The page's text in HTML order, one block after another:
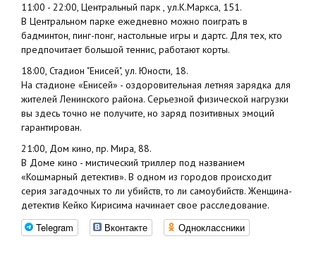
11:00 - 22:00, Центральный парк , ул.К.Маркса, 151.
В Центральном парке ежедневно можно поиграть в
бадминтон, пинг-понг, настольные игры и дартс. Для тех, кто
предпочитает большой теннис, работают корты.
18:00, Стадион "Енисей", ул. Юности, 18.
На стадионе «Енисей» - оздоровительная летняя зарядка для
жителей Ленинского района. Серьезной физической нагрузки
вы здесь точно не получите, но заряд позитивных эмоций
гарантирован.
21:00, Дом кино, пр. Мира, 88.
В Доме кино - мистический триллер под названием
«Кошмарный детектив». В одном из городов происходит
серия загадочных то ли убийств, то ли самоубийств. Женщина-
детектив Кейко Кирисима начинает свое расследование.
Telegram Вконтакте Одноклассники